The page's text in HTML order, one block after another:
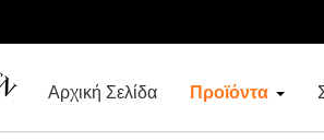
Αρχική Σελίδα Προϊόντα